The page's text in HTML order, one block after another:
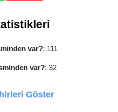
var?: 111
var?: 32
Göster